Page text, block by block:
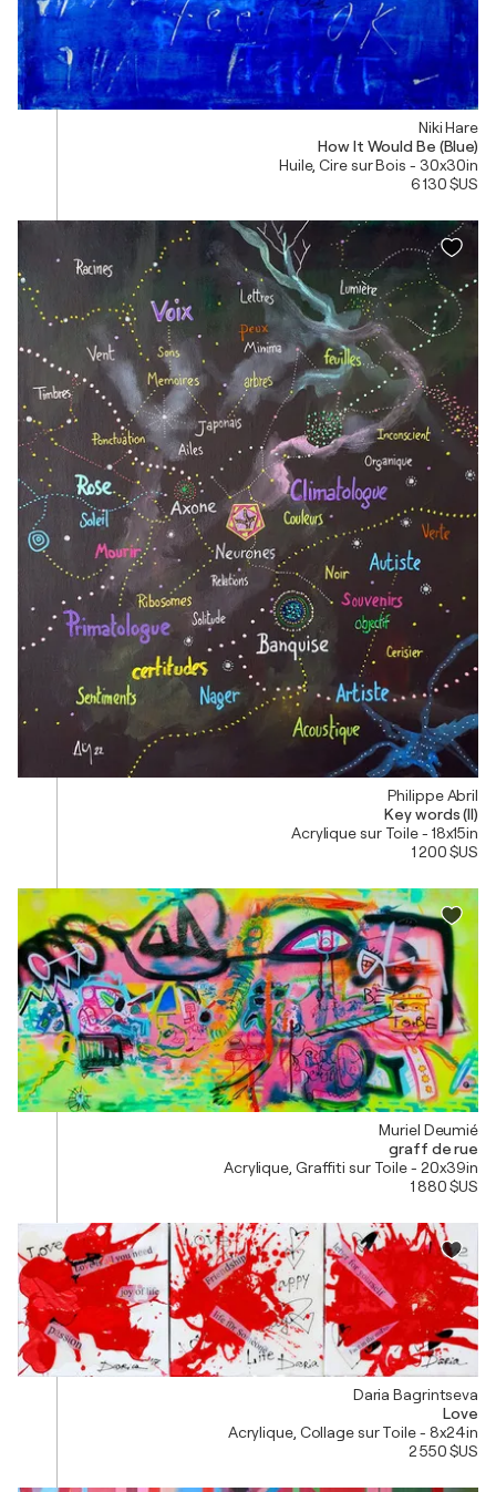
Niki Hare
How It Would Be (Blue)
Huile, Cire sur Bois - 30x30in
6 130 $US
Philippe Abril
Key words (II)
Acrylique sur Toile - 18x15in
1 200 $US
Muriel Deumié
graff de rue
Acrylique, Graffiti sur Toile - 20x39in
1 880 $US
Daria Bagrintseva
Love
Acrylique, Collage sur Toile - 8x24in
2 550 $US